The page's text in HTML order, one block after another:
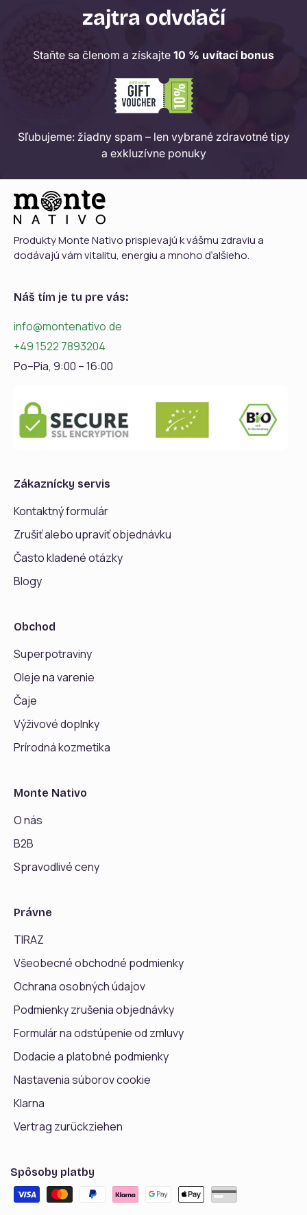
zajtra odvďačí
Staňte sa členom a získajte 10 % uvítací bonus
Sľubujeme: žiadny spam – len vybrané zdravotné tipy
a exkluzívne ponuky
Produkty Monte Nativo prispievajú k vášmu zdraviu a
dodávajú vám vitalitu, energiu a mnoho ďalšieho.
Náš tím je tu pre vás:
info@montenativo.de
+49 1522 7893204
Po–Pia, 9:00 – 16:00
Zákaznícky servis
Kontaktný formulár
Zrušiť alebo upraviť objednávku
Často kladené otázky
Blogy
Obchod
Superpotraviny
Oleje na varenie
Čaje
Výživové doplnky
Prírodná kozmetika
Monte Nativo
O nás
B2B
Spravodlivé ceny
Právne
TIRAZ
Všeobecné obchodné podmienky
Ochrana osobných údajov
Podmienky zrušenia objednávky
Formulár na odstúpenie od zmluvy
Dodacie a platobné podmienky
Nastavenia súborov cookie
Klarna
Vertrag zurückziehen
Spôsoby platby